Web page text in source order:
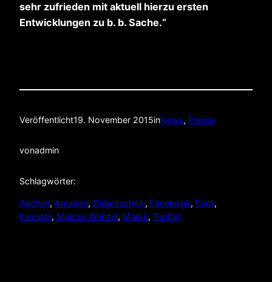
sehr zufrieden mit aktuell hierzu ersten
Entwicklungen zu b. b. Sache.“
Veröffentlicht19. November 2015inNews, Presse
vonadmin
Schlagwörter:
Aachen, Amazon, Dübeltechnik, Facebook, Fans
Investor, Marcus Wenzel, Marke, Twitter